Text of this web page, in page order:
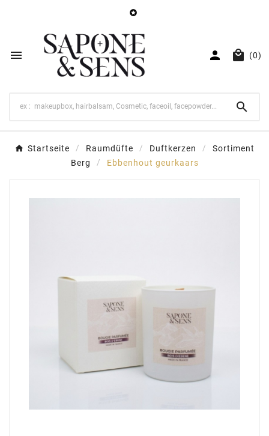

   (0)

Startseite Raumdüfte Duftkerzen
Sortiment
Berg
Ebbenhout geurkaars